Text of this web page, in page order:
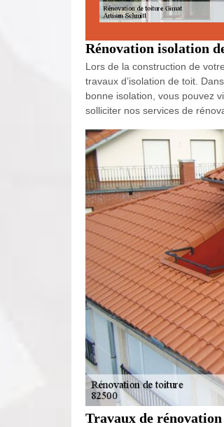
Rénovation isolation
Lors de la construction de
travaux d’isolation de toit.
bonne isolation, vous pouvez
solliciter nos services de
Travaux de